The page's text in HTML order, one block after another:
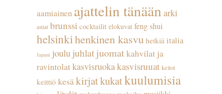
aamiainen ajattelin tänään arki
astiat brunssi cocktailit elokuvat feng shui
helsinkihenkinen kasvu hetkiä italia
Japani joulu juhlatjuomatkahvilat ja
ravintolatkasvisruokakasvisruuat keitot
keittiö kesä kirjatkukatkuulumisia